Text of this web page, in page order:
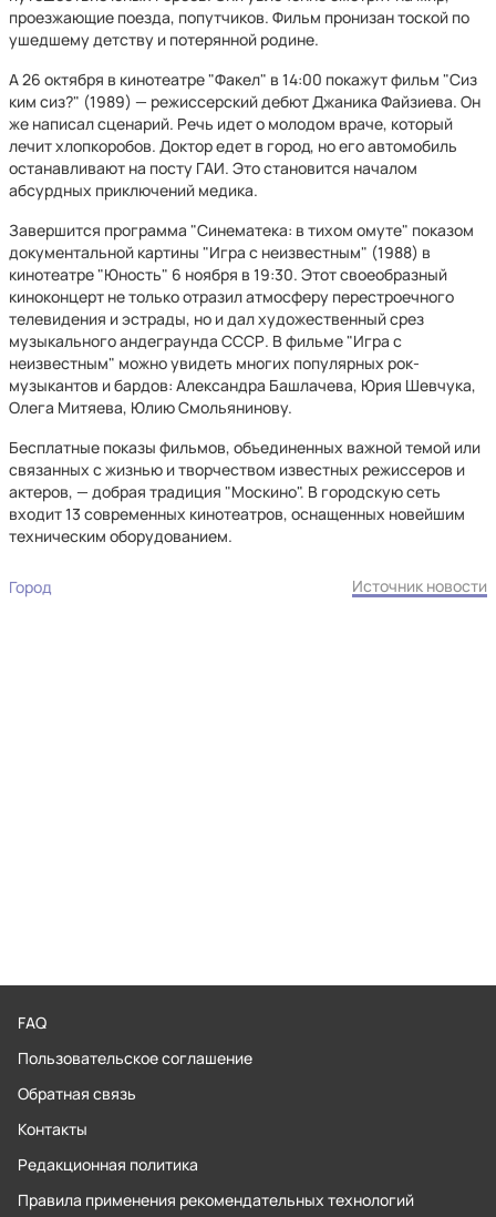
проезжающие поезда, попутчиков. Фильм пронизан тоской по
ушедшему детству и потерянной родине.
А 26 октября в кинотеатре "Факел" в 14:00 покажут фильм "Сиз
ким сиз?" (1989) — режиссерский дебют Джаника Файзиева. Он
же написал сценарий. Речь идет о молодом враче, который
лечит хлопкоробов. Доктор едет в город, но его автомобиль
останавливают на посту ГАИ. Это становится началом
абсурдных приключений медика.
Завершится программа "Синематека: в тихом омуте" показом
документальной картины "Игра с неизвестным" (1988) в
кинотеатре "Юность" 6 ноября в 19:30. Этот своеобразный
киноконцерт не только отразил атмосферу перестроечного
телевидения и эстрады, но и дал художественный срез
музыкального андеграунда СССР. В фильме "Игра с
неизвестным" можно увидеть многих популярных рок-
музыкантов и бардов: Александра Башлачева, Юрия Шевчука,
Олега Митяева, Юлию Смольянинову.
Бесплатные показы фильмов, объединенных важной темой или
связанных с жизнью и творчеством известных режиссеров и
актеров, — добрая традиция "Москино". В городскую сеть
входит 13 современных кинотеатров, оснащенных новейшим
техническим оборудованием.
Город Источник новости
FAQ
Пользовательское соглашение
Обратная связь
Контакты
Редакционная политика
Правила применения рекомендательных технологий